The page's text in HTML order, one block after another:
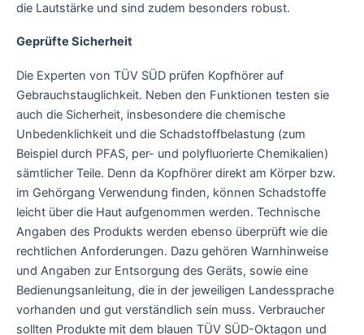
die Lautstärke und sind zudem besonders robust.
Geprüfte Sicherheit
Die Experten von TÜV SÜD prüfen Kopfhörer auf
Gebrauchstauglichkeit. Neben den Funktionen testen sie
auch die Sicherheit, insbesondere die chemische
Unbedenklichkeit und die Schadstoffbelastung (zum
Beispiel durch PFAS, per- und polyfluorierte Chemikalien)
sämtlicher Teile. Denn da Kopfhörer direkt am Körper bzw.
im Gehörgang Verwendung finden, können Schadstoffe
leicht über die Haut aufgenommen werden. Technische
Angaben des Produkts werden ebenso überprüft wie die
rechtlichen Anforderungen. Dazu gehören Warnhinweise
und Angaben zur Entsorgung des Geräts, sowie eine
Bedienungsanleitung, die in der jeweiligen Landessprache
vorhanden und gut verständlich sein muss. Verbraucher
sollten Produkte mit dem blauen TÜV SÜD-Oktagon und